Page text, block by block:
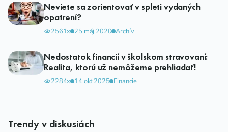
Neviete sa zorientovať v spleti vydaných
opatrení?
2561x 25 máj 2020 Archív
Nedostatok financií v školskom stravovaní:
Realita, ktorú už nemôžeme prehliadať!
2284x 14 okt 2025 Financie
Trendy v diskusiách